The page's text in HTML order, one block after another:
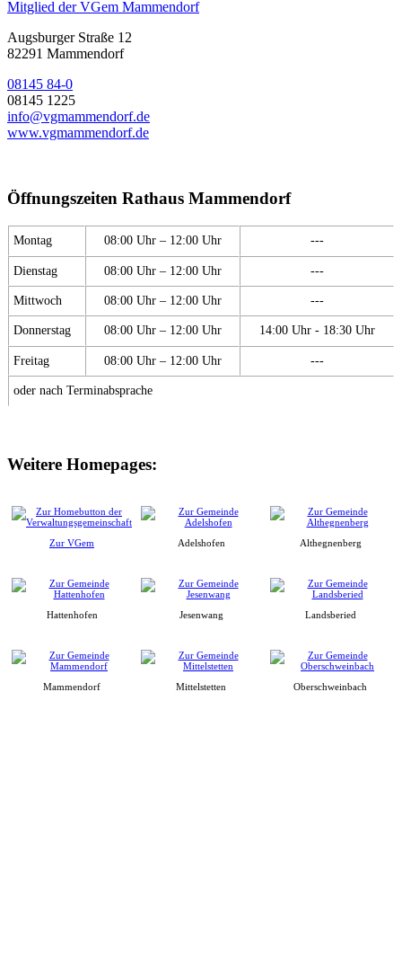
Mitglied der VGem Mammendorf
Augsburger Straße 12
82291 Mammendorf
08145 84-0
08145 1225
info@vgmammendorf.de
www.vgmammendorf.de
Öffnungszeiten Rathaus Mammendorf
Montag 08:00 Uhr – 12:00 Uhr ---
Dienstag 08:00 Uhr – 12:00 Uhr ---
Mittwoch 08:00 Uhr – 12:00 Uhr ---
Donnerstag 08:00 Uhr – 12:00 Uhr 14:00 Uhr - 18:30 Uhr
Freitag 08:00 Uhr – 12:00 Uhr ---
oder nach Terminabsprache
Weitere Homepages:
Zur VGem Adelshofen Althegnenberg
Hattenhofen Jesenwang Landsberied
Mammendorf Mittelstetten Oberschweinbach